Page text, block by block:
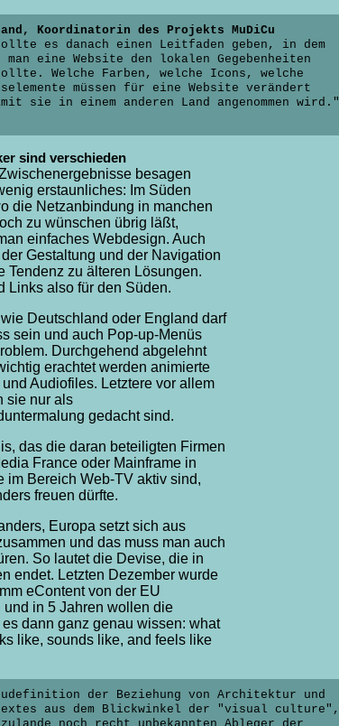
Koordinatorin des Projekts MuDiCu
es danach einen Leitfaden geben, in dem
eine Website den lokalen Gegebenheiten
Welche Farben, welche Icons, welche
müssen für eine Website verändert
sie in einem anderen Land angenommen wird."
sind verschieden
besagen
erstaunliches: Im Süden
die Netzanbindung in manchen
zu wünschen übrig läßt,
einfaches Webdesign. Auch
Gestaltung und der Navigation
Tendenz zu älteren Lösungen.
Links also für den Süden.
wie Deutschland oder England darf
sein und auch Pop-up-Menüs
Durchgehend abgelehnt
erachtet werden animierte
Audiofiles. Letztere vor allem
sie nur als
gedacht sind.
das die daran beteiligten Firmen
France oder Mainframe in
im Bereich Web-TV aktiv sind,
freuen dürfte.
Europa setzt sich aus
und das muss man auch
So lautet die Devise, die in
endet. Letzten Dezember wurde
eContent von der EU
und in 5 Jahren wollen die
es dann ganz genau wissen: what
like, sounds like, and feels like
der Beziehung von Architektur und
aus dem Blickwinkel der "visual culture",